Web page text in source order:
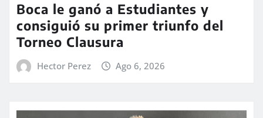
Boca le ganó a Estudiantes y
consiguió su primer triunfo del
Torneo Clausura
Hector Perez Ago 6, 2026